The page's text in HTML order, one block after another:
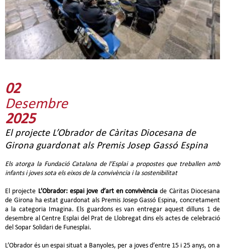
02
Desembre
2025
El projecte L’Obrador de Càritas Diocesana de
Girona guardonat als Premis Josep Gassó Espina
Els atorga la Fundació Catalana de l’Esplai a propostes que treballen amb
infants i joves sota els eixos de la convivència i la sostenibilitat
El projecte L’Obrador: espai jove d’art en convivència de Càritas Diocesana
de Girona ha estat guardonat als Premis Josep Gassó Espina, concretament
a la categoria Imagina. Els guardons es van entregar aquest dilluns 1 de
desembre al Centre Esplai del Prat de Llobregat dins els actes de celebració
del Sopar Solidari de Funesplai.
L’Obrador és un espai situat a Banyoles, per a joves d’entre 15 i 25 anys, on a